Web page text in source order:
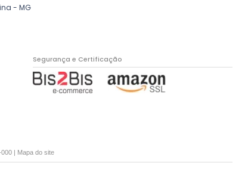
- MG
Segurança e Certificação
| Mapa do site